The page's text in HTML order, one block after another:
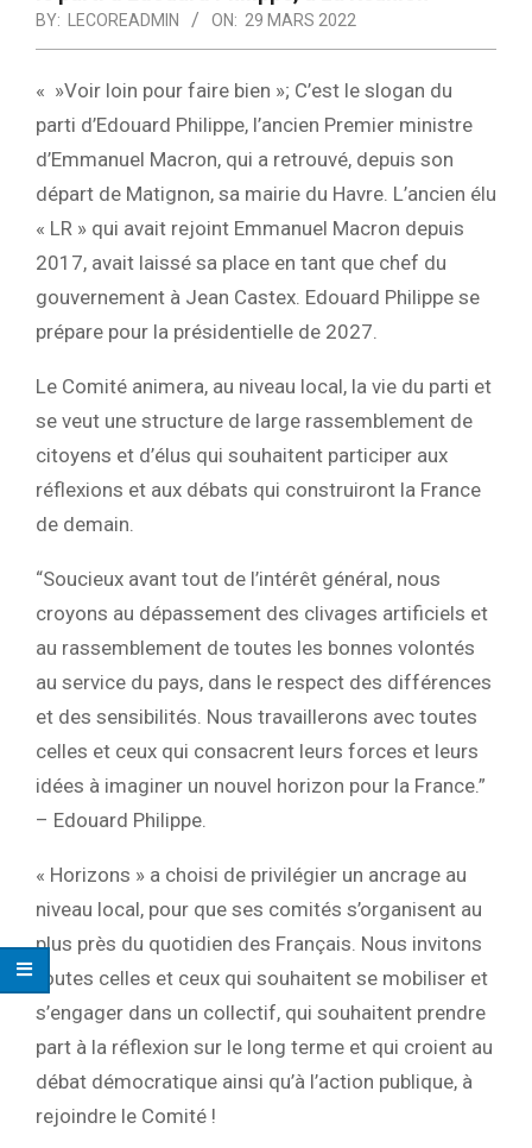
BY: LECOREADMIN ON: 29 MARS 2022
« »Voir loin pour faire bien »; C’est le slogan du
parti d’Edouard Philippe, l’ancien Premier ministre
d’Emmanuel Macron, qui a retrouvé, depuis son
départ de Matignon, sa mairie du Havre. L’ancien élu
« LR » qui avait rejoint Emmanuel Macron depuis
2017, avait laissé sa place en tant que chef du
gouvernement à Jean Castex. Edouard Philippe se
prépare pour la présidentielle de 2027.
Le Comité animera, au niveau local, la vie du parti et
se veut une structure de large rassemblement de
citoyens et d’élus qui souhaitent participer aux
réflexions et aux débats qui construiront la France
de demain.
“Soucieux avant tout de l’intérêt général, nous
croyons au dépassement des clivages artificiels et
au rassemblement de toutes les bonnes volontés
au service du pays, dans le respect des différences
et des sensibilités. Nous travaillerons avec toutes
celles et ceux qui consacrent leurs forces et leurs
idées à imaginer un nouvel horizon pour la France.”
– Edouard Philippe.
« Horizons » a choisi de privilégier un ancrage au
niveau local, pour que ses comités s’organisent au
plus près du quotidien des Français. Nous invitons
toutes celles et ceux qui souhaitent se mobiliser et
s’engager dans un collectif, qui souhaitent prendre
part à la réflexion sur le long terme et qui croient au
débat démocratique ainsi qu’à l’action publique, à
rejoindre le Comité !